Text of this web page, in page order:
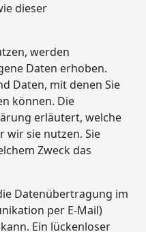
dieser
werden
Daten erhoben.
Daten, mit denen Sie
können. Die
erläutert, welche
wir sie nutzen. Sie
Zweck das
Datenübertragung im
per E-Mail)
Ein lückenloser